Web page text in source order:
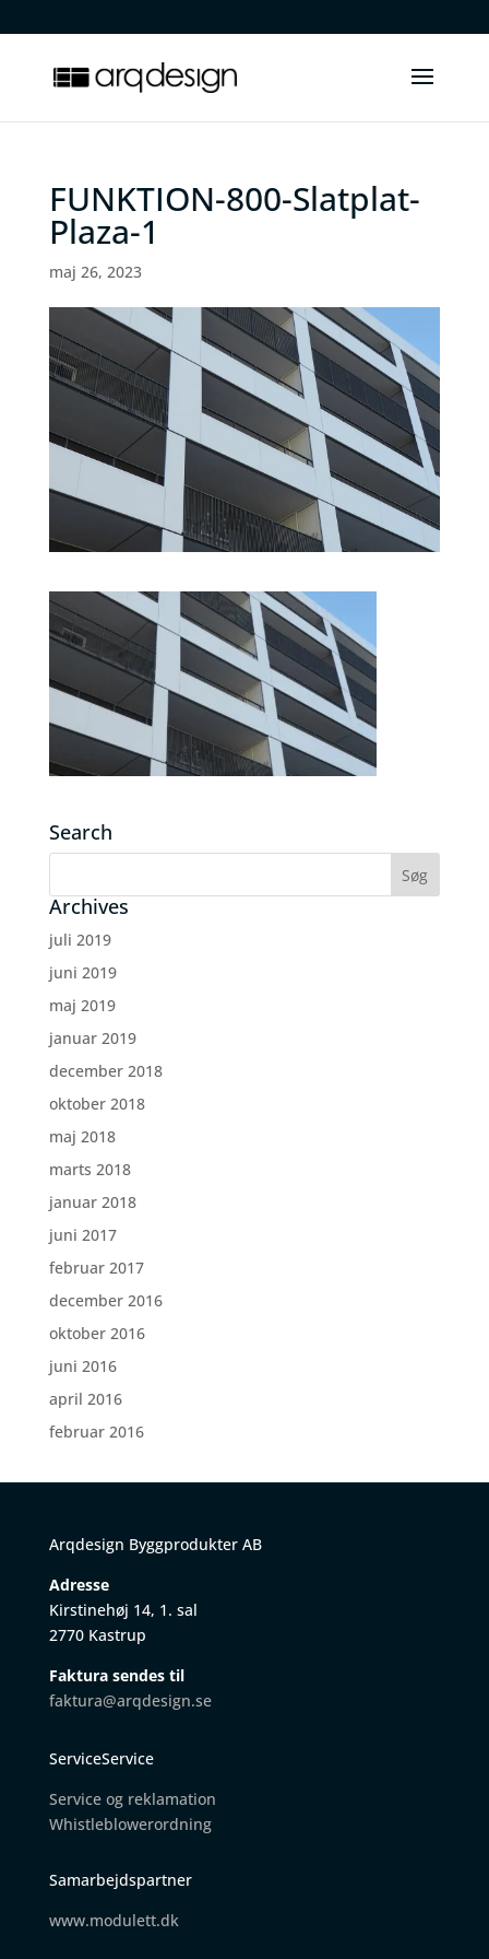
FUNKTION-800-Slatplat-
Plaza-1
maj 26, 2023
Search
Archives
juli 2019
juni 2019
maj 2019
januar 2019
december 2018
oktober 2018
maj 2018
marts 2018
januar 2018
juni 2017
februar 2017
december 2016
oktober 2016
juni 2016
april 2016
februar 2016
Arqdesign Byggprodukter AB
Adresse
Kirstinehøj 14, 1. sal
2770 Kastrup
Faktura sendes til
faktura@arqdesign.se
ServiceService
Service og reklamation
Whistleblowerordning
Samarbejdspartner
www.modulett.dk